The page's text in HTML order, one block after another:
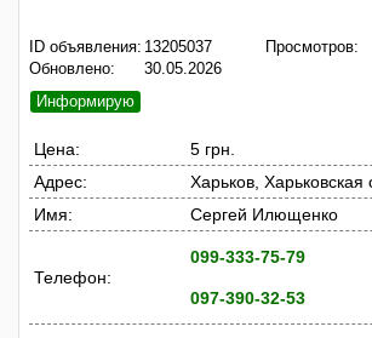
ID объявления: 13205037
Обновлено:
30.05.2026
Просмотров:
Информирую
Цена:
5 грн.
Адрес:
Харьков, Харьковская
Имя:
Сергей Илющенко
Телефон:
099-333-75-79
097-390-32-53